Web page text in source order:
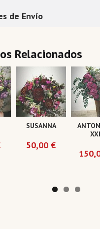
de Envío
Relacionados
SUSANNA
50,00 €